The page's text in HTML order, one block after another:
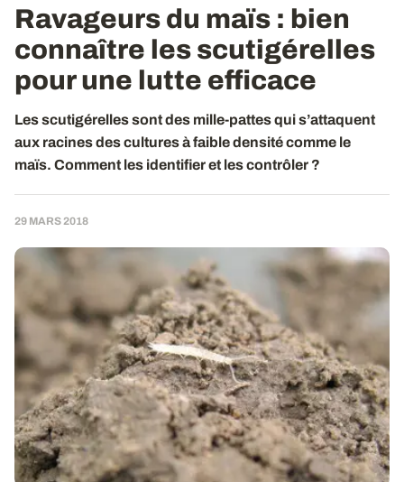
Ravageurs du maïs : bien
connaître les scutigérelles
pour une lutte efficace
Les scutigérelles sont des mille-pattes qui s’attaquent
aux racines des cultures à faible densité comme le
maïs. Comment les identifier et les contrôler ?
29 MARS 2018